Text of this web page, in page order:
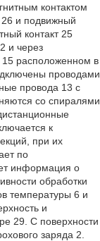
контактом
26 и подвижный
контакт 25
и через
15 расположенном в
проводами
провода 13 с
со спиралями
к
при их
по
информация о
обработки
температуры 6 и
и
29. С поверхности
заряда 2.